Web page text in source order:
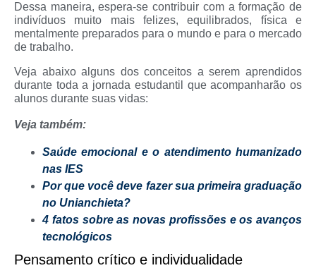
Dessa maneira, espera-se contribuir com a formação de
indivíduos muito mais felizes, equilibrados, física e
mentalmente preparados para o mundo e para o mercado
de trabalho.
Veja abaixo alguns dos conceitos a serem aprendidos
durante toda a jornada estudantil que acompanharão os
alunos durante suas vidas:
Veja também:
Saúde emocional e o atendimento humanizado
nas IES
Por que você deve fazer sua primeira graduação
no Unianchieta?
4 fatos sobre as novas profissões e os avanços
tecnológicos
Pensamento crítico e individualidade